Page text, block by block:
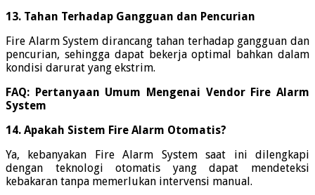
13. Tahan Terhadap Gangguan dan Pencurian
Fire Alarm System dirancang tahan terhadap gangguan dan
pencurian, sehingga dapat bekerja optimal bahkan dalam
kondisi darurat yang ekstrim.
FAQ: Pertanyaan Umum Mengenai Vendor Fire Alarm
System
14. Apakah Sistem Fire Alarm Otomatis?
Ya, kebanyakan Fire Alarm System saat ini dilengkapi
dengan teknologi otomatis yang dapat mendeteksi
kebakaran tanpa memerlukan intervensi manual.